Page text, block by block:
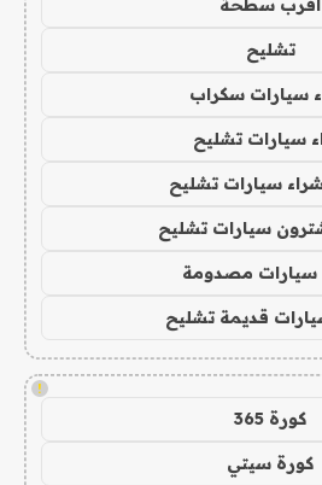
اقرب سطحة
تشليح
سيارات سكراب
سيارات تشليح
سيارات تشليح
سيارات تشليح
سيارات مصدومة
قديمة تشليح
!
كورة 365
كورة سيتي